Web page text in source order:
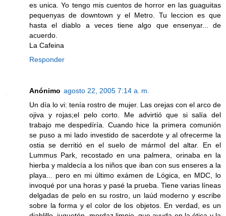
es unica. Yo tengo mis cuentos de horror en las guaguitas
pequenyas de downtown y el Metro. Tu leccion es que
hasta el diablo a veces tiene algo que ensenyar... de
acuerdo.
La Cafeina
Responder
Anónimo agosto 22, 2005 7:14 a. m.
Un día lo vi: tenía rostro de mujer. Las orejas con el arco de
ojiva y rojas;el pelo corto. Me advirtió que si salía del
trabajo me despedíría. Cuando hice la primera comunión
se puso a mi lado investido de sacerdote y al ofrecerme la
ostia se derritió en el suelo de mármol del altar. En el
Lummus Park, recostado en una palmera, orinaba en la
hierba y maldecía a los niños que iban con sus enseres a la
playa... pero en mi último exámen de Lógica, en MDC, lo
invoqué por una horas y pasé la prueba. Tiene varias líneas
delgadas de pelo en su rostro, un laúd moderno y escribe
sobre la forma y el color de los objetos. En verdad, es un